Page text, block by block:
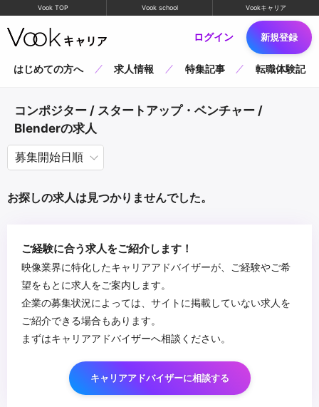
Vook TOP Vook school Vookキャリア
ログイン 新規登録
はじめての方へ 求人情報 特集記事 転職体験記
コンポジター / スタートアップ・ベンチャー /
Blenderの求人
お探しの求人は見つかりませんでした。
ご経験に合う求人をご紹介します！
映像業界に特化したキャリアアドバイザーが、ご経験やご希
望をもとに求人をご案内します。
企業の募集状況によっては、サイトに掲載していない求人を
ご紹介できる場合もあります。
まずはキャリアアドバイザーへ相談ください。
キャリアアドバイザーに相談する